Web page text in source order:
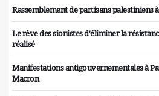
Rassemblement de partisans palestiniens
Le rêve des sionistes d'éliminer la
réalisé
Manifestations antigouvernementales à
Macron